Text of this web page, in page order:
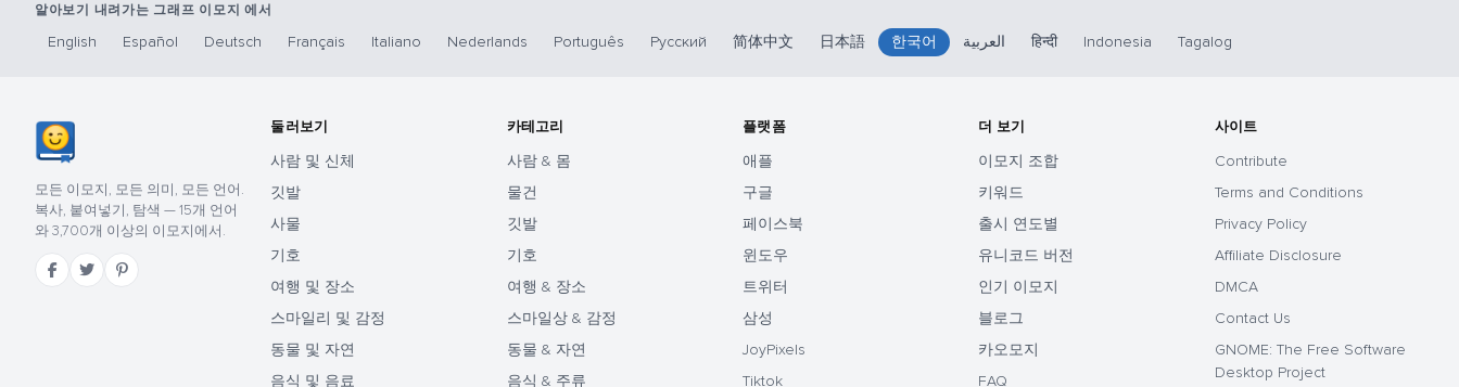
알아보기 내려가는 그래프 이모지 에서
English Español Deutsch Français Italiano Nederlands Português Русский 简体中文 日本語 한국어 العربية हिन्दी Indonesia Tagalog
모든 이모지, 모든 의미, 모든 언어.
복사, 붙여넣기, 탐색 — 15개 언어
와 3,700개 이상의 이모지에서.
둘러보기
사람 및 신체
깃발
사물
기호
여행 및 장소
스마일리 및 감정
동물 및 자연
음식 및 음료
카테고리
사람 & 몸
물건
깃발
기호
여행 & 장소
스마일상 & 감정
동물 & 자연
음식 & 주류
플랫폼
애플
구글
페이스북
윈도우
트위터
삼성
JoyPixels
Tiktok
더 보기
이모지 조합
키워드
출시 연도별
유니코드 버전
인기 이모지
블로그
카오모지
FAQ
사이트
Contribute
Terms and Conditions
Privacy Policy
Affiliate Disclosure
DMCA
Contact Us
GNOME: The Free Software
Desktop Project